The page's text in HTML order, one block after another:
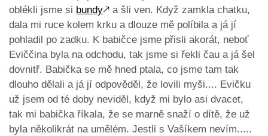
oblékli jsme si bundy🡕 a šli ven. Když zamkla chatku,
dala mi ruce kolem krku a dlouze mě políbila a já jí
pohladil po zadku. K babičce jsme přisli akorát, neboť
Eviččina byla na odchodu, tak jsme si řekli čau a já šel
dovnitř. Babička se mě hned ptala, co jsme tam tak
dlouho dělali a já jí odpověděl, že lovili myši.... Evičku
už jsem od té doby neviděl, když mi bylo asi dvacet,
tak mi babička říkala, že se marně snaží o dítě, že už
byla několikrát na umělém. Jestli s Vašíkem nevím.....